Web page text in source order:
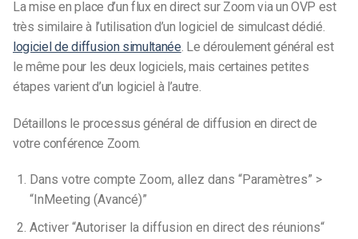
La mise en place d’un flux en direct sur Zoom via un OVP est
très similaire à l’utilisation d’un logiciel de simulcast dédié.
logiciel de diffusion simultanée . Le déroulement général est
le même pour les deux logiciels, mais certaines petites
étapes varient d’un logiciel à l’autre.
Détaillons le processus général de diffusion en direct de
votre conférence Zoom.
Dans votre compte Zoom, allez dans “Paramètres” >
“InMeeting (Avancé)”
Activer “Autoriser la diffusion en direct des réunions“